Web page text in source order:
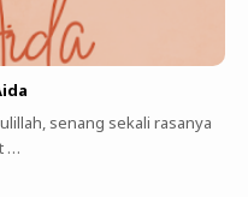
senang sekali rasanya
…